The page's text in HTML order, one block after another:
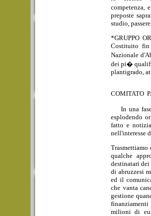
preposte
studio,
*GRUPPO
Costituito
Nazionale
dei pi�
plantigrado,
COMITATO
In una fase
esplodendo
fatto e
nell'interesse
qualche
destinatari
di abruzzesi
ed il
che vanta
gestione
milioni di